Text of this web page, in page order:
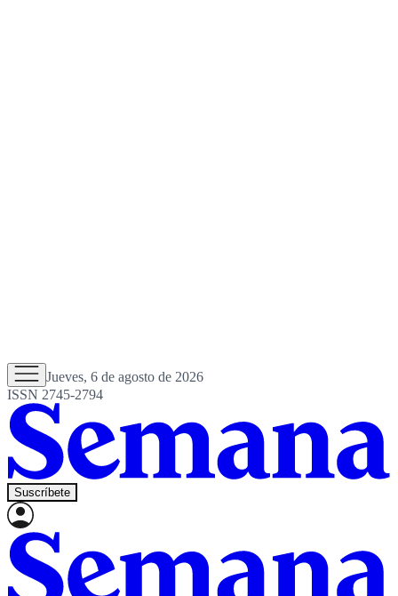
Jueves, 6 de agosto de 2026
ISSN 2745-2794
Suscríbete